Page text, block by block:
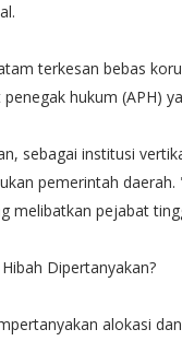
terkesan bebas
penegak hukum (APH)
sebagai institusi
pemerintah
melibatkan pejabat
Dipertanyakan?
alokasi